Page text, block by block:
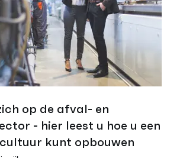
op de afval- en
- hier leest u hoe u een
kunt opbouwen